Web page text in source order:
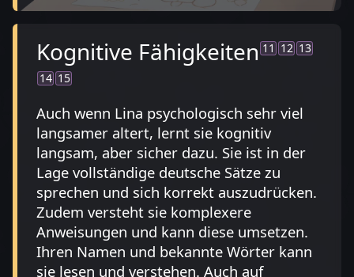
Kognitive Fähigkeiten 11 12 13
14 15
Auch wenn Lina psychologisch sehr viel
langsamer altert, lernt sie kognitiv
langsam, aber sicher dazu. Sie ist in der
Lage vollständige deutsche Sätze zu
sprechen und sich korrekt auszudrücken.
Zudem versteht sie komplexere
Anweisungen und kann diese umsetzen.
Ihren Namen und bekannte Wörter kann
sie lesen und verstehen. Auch auf